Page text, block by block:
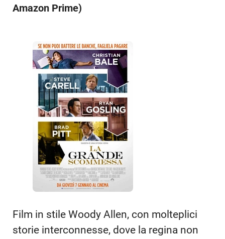
Amazon Prime)
Film in stile Woody Allen, con molteplici
storie interconnesse, dove la regina non